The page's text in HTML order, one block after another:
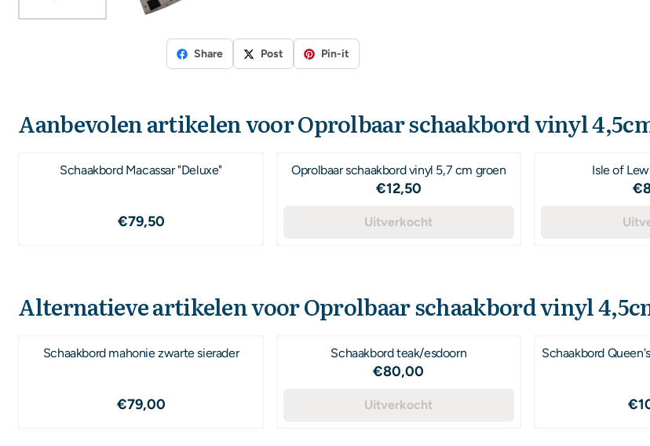
Share Post Pin-it
Aanbevolen artikelen voorOprolbaar schaakbord vinyl
Schaakbord Macassar "Deluxe"
Prijs: 79,50
€79,50
Oprolbaar schaakbord vinyl 5,7 cm groen
Prijs: 12,50
€12,50
Uitverkocht
Isle of
Alternatieve artikelen voorOprolbaar schaakbord vinyl
Schaakbord mahonie zwarte sierader
Prijs: 79,00
€79,00
Schaakbord teak/esdoorn
Prijs: 80,00
€80,00
Uitverkocht
Schaakbord